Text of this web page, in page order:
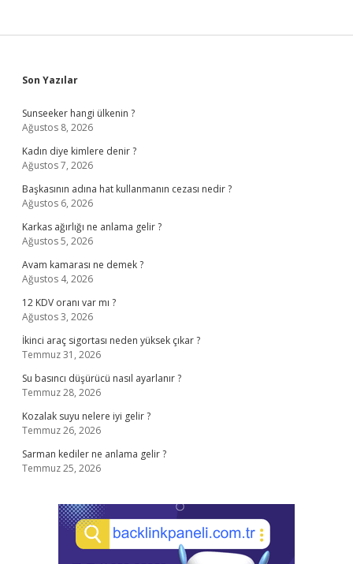
Sidebar
Son Yazılar
Sunseeker hangi ülkenin ?
Ağustos 8, 2026
Kadın diye kimlere denir ?
Ağustos 7, 2026
Başkasının adına hat kullanmanın cezası nedir ?
Ağustos 6, 2026
Karkas ağırlığı ne anlama gelir ?
Ağustos 5, 2026
Avam kamarası ne demek ?
Ağustos 4, 2026
12 KDV oranı var mı ?
Ağustos 3, 2026
İkinci araç sigortası neden yüksek çıkar ?
Temmuz 31, 2026
Su basıncı düşürücü nasıl ayarlanır ?
Temmuz 28, 2026
Kozalak suyu nelere iyi gelir ?
Temmuz 26, 2026
Sarman kediler ne anlama gelir ?
Temmuz 25, 2026